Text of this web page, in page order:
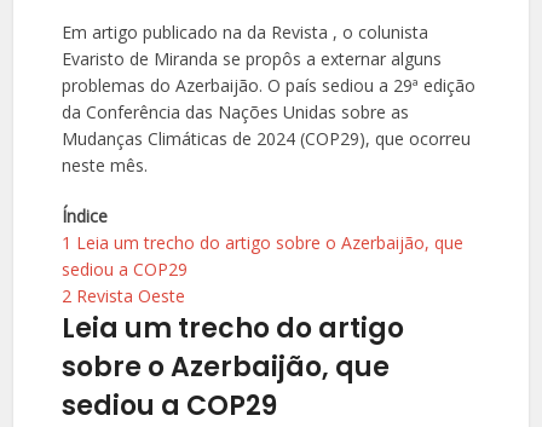
Em artigo publicado na da Revista , o colunista
Evaristo de Miranda se propôs a externar alguns
problemas do Azerbaijão. O país sediou a 29ª edição
da Conferência das Nações Unidas sobre as
Mudanças Climáticas de 2024 (COP29), que ocorreu
neste mês.
Índice
1 Leia um trecho do artigo sobre o Azerbaijão, que
sediou a COP29
2 Revista Oeste
Leia um trecho do artigo
sobre o Azerbaijão, que
sediou a COP29